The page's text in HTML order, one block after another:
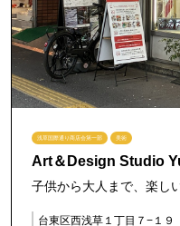
浅草国際通り商店会第一部 美術
Art＆Design Studio
子供から大人まで、楽し
台東区西浅草１丁目７−１９